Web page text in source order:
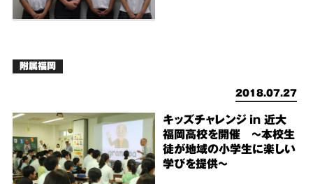
附属福岡
2018.07.27
キッズチャレンジ in 近大
福岡高校を開催 ～本校生
徒が地域の小学生に楽しい
学びを提供～